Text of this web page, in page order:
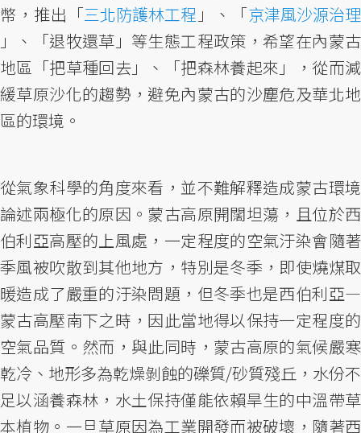
幣，推出「三北防護林工程 」、「京津風沙源治理
」、「退牧還草」等生態工程政策，希望在內蒙古
地區「把草種回去」、「把森林養起來」，從而減
緩草原沙化的趨勢，避免內蒙古的沙塵危及華北地
區的環境。
從氣象科學的角度來看，並不難解釋造成蒙古環境
論述兩極化的原因。蒙古高原開闊坦蕩，且位於西
伯利亞高壓的上風處，一定程度的空氣汙染會隨著
季風被吹散到其他地方，特別是冬季，即使燒煤取
暖造成了嚴重的汙染問題，但冬季也是西伯利亞—
蒙古高壓南下之時，因此當地得以保持一定程度的
空氣品質。然而，與此同時，蒙古高原的氣候嚴寒
乾冷、地形多為乾燥剝蝕的礫質/砂質殘丘，水份不
足以涵養森林，水土保持僅能依賴旱生的中溫帶草
本植物。一旦草原因為工業開發而被破壞，隨著西